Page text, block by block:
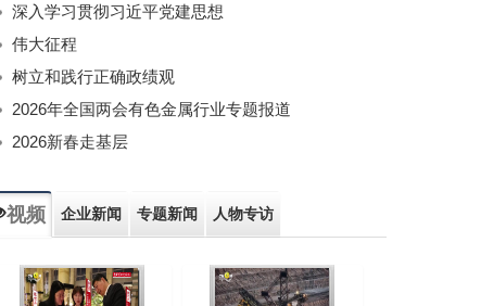
深入学习贯彻习近平党建思想
伟大征程
树立和践行正确政绩观
2026年全国两会有色金属行业专题报道
2026新春走基层
视频 企业新闻 专题新闻 人物专访